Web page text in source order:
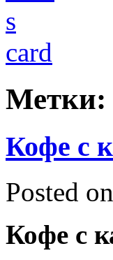
Метки:
Кофе с
Posted
Кофе с